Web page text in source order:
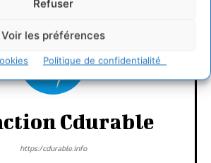
Refuser
Voir les préférences
Politique de confidentialité
Cdurable
https:/cdurable.info